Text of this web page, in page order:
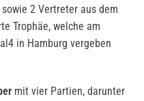
2 Vertreter aus dem
Trophäe, welche am
in Hamburg vergeben
mit vier Partien, darunter